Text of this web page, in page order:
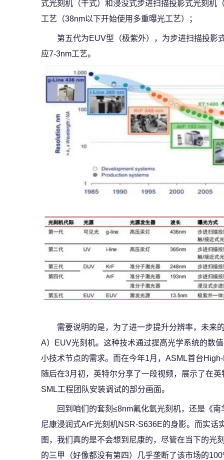
式光刻机（干式）和浸没式步进扫描投影式光刻机
工艺（38nm以下开始使用多重曝光工艺）；
第五代为EUV型（极紫外），为步进扫描投影
应7-3nm工艺。
需要说明的是，为了进一步提升分辨率，未来
A）EUV光刻机。这种技术通过提高光学系统的数
小技术节点的需求。而在今年1月，ASML首台
随后在3月初，英特尔分享了一段视频，展示了在
SML工程团队安装调试的部分画面。
回到咱们的套刻≤8nm氟化氩光刻机，还是《
尼康浸润式ArF光刻机NSR-S636E的身影。而实话
图，我们真的是不会想到尼康的，尽管在当下的光
的三甲（好像都没有第四）几乎垄断了该市场的